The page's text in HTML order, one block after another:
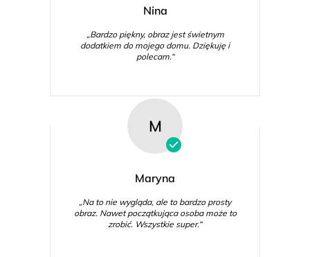
Nina
„Bardzo piękny, obraz jest świetnym
dodatkiem do mojego domu. Dziękuję i
polecam.“
M
Maryna
„Na to nie wygląda, ale to bardzo prosty
obraz. Nawet początkująca osoba może to
zrobić. Wszystkie super.“